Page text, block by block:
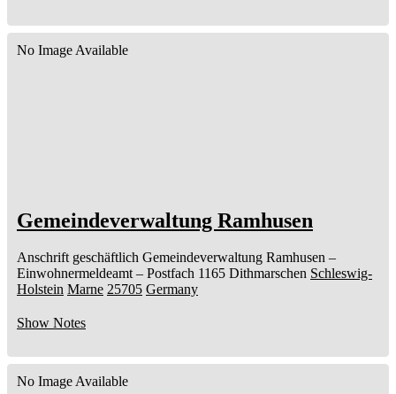
No Image Available
Gemeindeverwaltung Ramhusen
Anschrift geschäftlich Gemeindeverwaltung Ramhusen –
Einwohnermeldeamt – Postfach 1165 Dithmarschen Schleswig-
Holstein Marne 25705 Germany
Show Notes
No Image Available